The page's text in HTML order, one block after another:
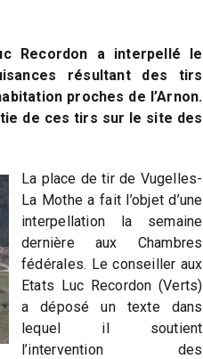
Recordon a interpellé le
résultant des tirs
proches de l’Arnon.
de ces tirs sur le site des
La place de tir de Vugelles-
La Mothe a fait l’objet d’une
interpellation la semaine
dernière aux Chambres
fédérales. Le conseiller aux
Etats Luc Recordon (Verts)
a déposé un texte dans
lequel il soutient
l’intervention des